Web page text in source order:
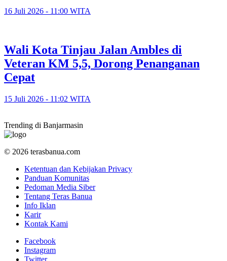
16 Juli 2026 - 11:00 WITA
​Wali Kota Tinjau Jalan Ambles di
Veteran KM 5,5, Dorong Penanganan
Cepat
15 Juli 2026 - 11:02 WITA
Trending di Banjarmasin
© 2026 terasbanua.com
Ketentuan dan Kebijakan Privacy
Panduan Komunitas
Pedoman Media Siber
Tentang Teras Banua
Info Iklan
Karir
Kontak Kami
Facebook
Instagram
Twitter